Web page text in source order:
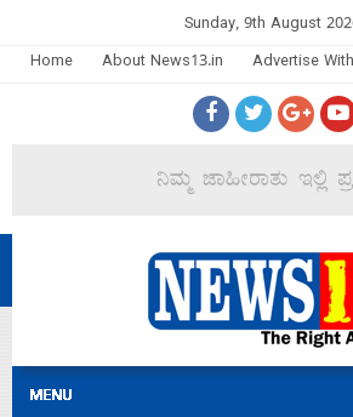
Sunday, 9th August
Home
About News13.in Advertise